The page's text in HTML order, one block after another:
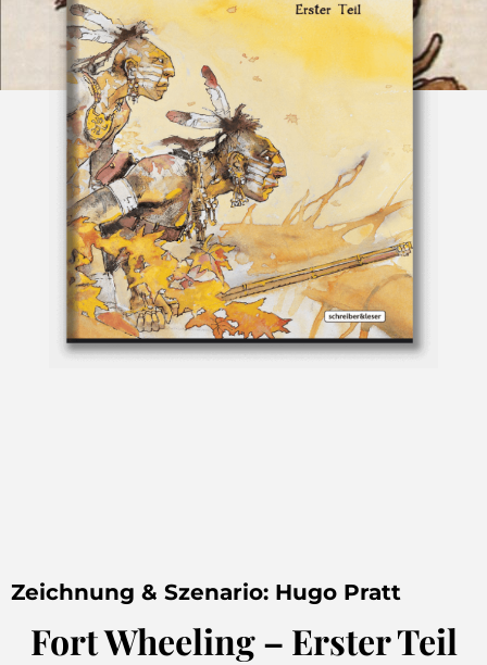
Zeichnung & Szenario: Hugo Pratt
Fort Wheeling – Erster Teil